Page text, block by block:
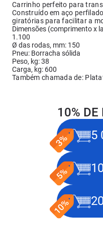
Carrinho perfeito para
Construído em aço
giratórias para facilitar a
Dimensões (comprimento x
1.100
Ø das rodas, mm: 150
Pneu: Borracha sólida
Peso, kg: 38
Carga, kg: 600
Também chamada de:
10% DE
5